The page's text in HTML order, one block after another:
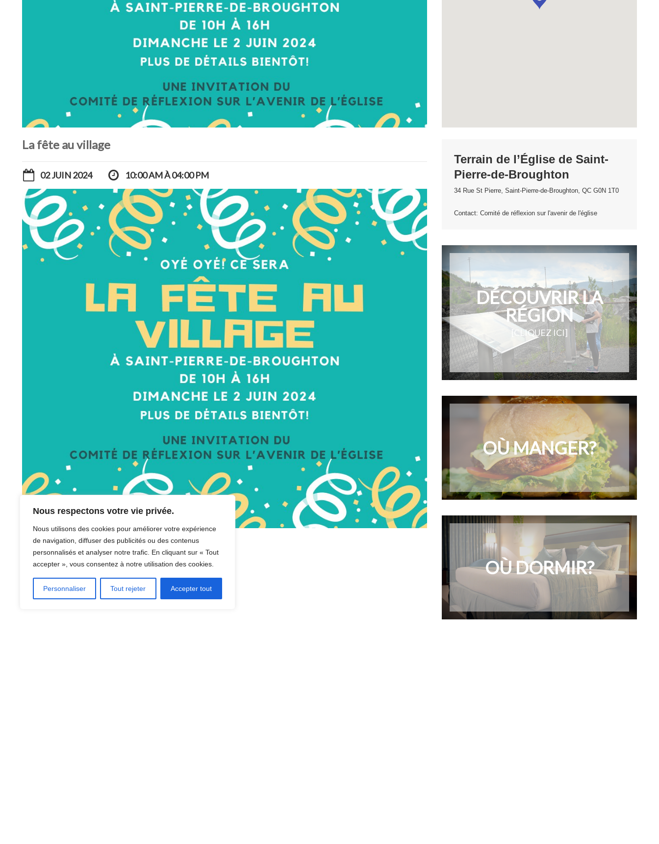
Nous respectons votre vie privée.
Nous utilisons des cookies pour améliorer votre expérience
de navigation, diffuser des publicités ou des contenus
personnalisés et analyser notre trafic. En cliquant sur « Tout
accepter », vous consentez à notre utilisation des cookies.
Personnaliser Tout rejeter Accepter tout
La fête au village
02 JUIN 2024 10:00 AM À 04:00 PM
Télécharger le flyer La fête au village
Terrain de l’Église de Saint-
Pierre-de-Broughton
34 Rue St Pierre, Saint-Pierre-de-Broughton, QC G0N 1T0
Contact: Comité de réflexion sur l'avenir de l'église
DÉCOUVRIR LA
RÉGION
[CLIQUEZ ICI]
OÙ MANGER?
OÙ DORMIR?